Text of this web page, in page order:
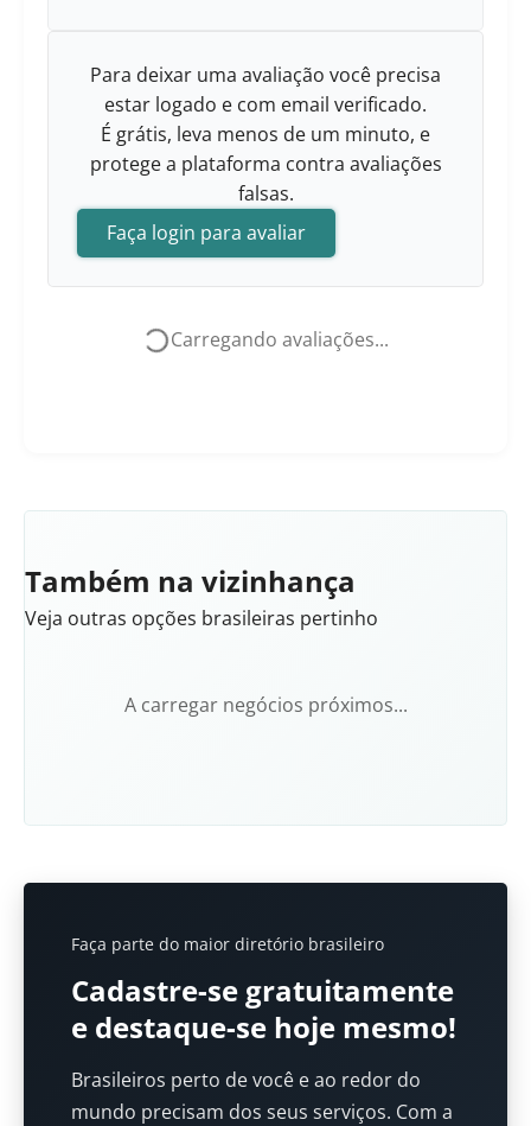
Para deixar uma avaliação você precisa
estar logado e com email verificado.
É grátis, leva menos de um minuto, e
protege a plataforma contra avaliações
falsas.
Faça login para avaliar
Carregando avaliações...
Também na vizinhança
Veja outras opções brasileiras pertinho
A carregar negócios próximos...
Faça parte do maior diretório brasileiro
Cadastre-se gratuitamente
e destaque-se hoje mesmo!
Brasileiros perto de você e ao redor do
mundo precisam dos seus serviços. Com a